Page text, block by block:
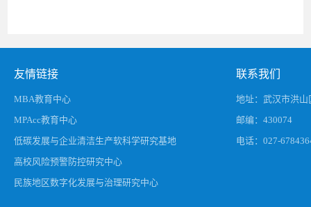
友情链接
MBA教育中心
MPAcc教育中心
低碳发展与企业清洁生产软科学研究基地
高校风险预警防控研究中心
民族地区数字化发展与治理研究中心
联系我们
地址：武汉市洪
邮编：430074
电话：027-